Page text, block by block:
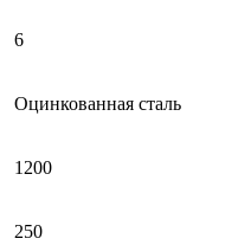
6
Оцинкованная сталь
1200
250